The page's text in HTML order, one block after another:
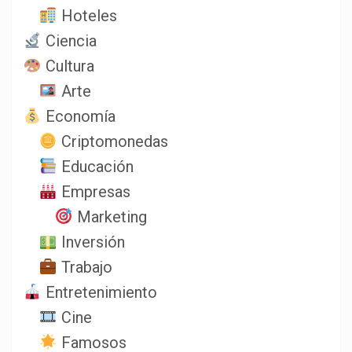
Hoteles
Ciencia
Cultura
Arte
Economía
Criptomonedas
Educación
Empresas
Marketing
Inversión
Trabajo
Entretenimiento
Cine
Famosos